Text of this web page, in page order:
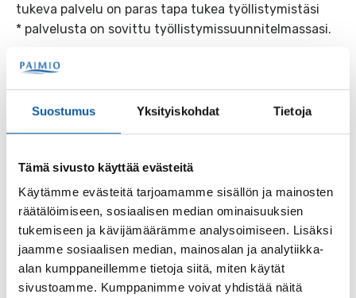
Suostumus Yksityiskohdat Tietoja
Tämä sivusto käyttää evästeitä
Käytämme evästeitä tarjoamamme sisällön ja mainosten
räätälöimiseen, sosiaalisen median ominaisuuksien
tukemiseen ja kävijämäärämme analysoimiseen. Lisäksi
jaamme sosiaalisen median, mainosalan ja analytiikka-
alan kumppaneillemme tietoja siitä, miten käytät
sivustoamme. Kumppanimme voivat yhdistää näitä
tukeva palvelu on paras tapa tukea työllistymistäsi
* palvelusta on sovittu työllistymissuunnitelmassasi.
Palvelun maksullisuus
Palvelu on maksuton
Linkit
Palaute